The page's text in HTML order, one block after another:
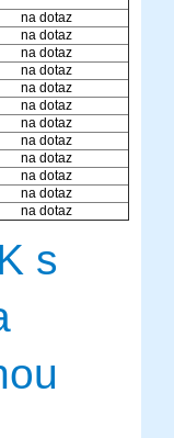
na dotaz
na dotaz
na dotaz
na dotaz
na dotaz
na dotaz
na dotaz
na dotaz
na dotaz
na dotaz
na dotaz
na dotaz
s